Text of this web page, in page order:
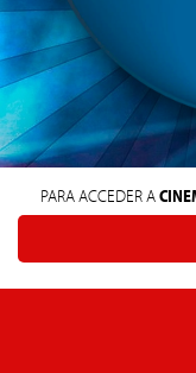
PARA ACCEDER A